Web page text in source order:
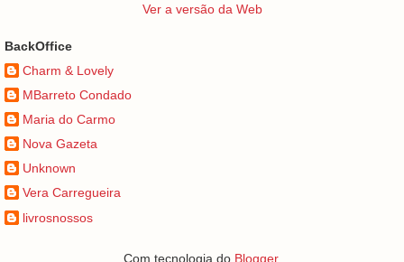
Ver a versão da Web
BackOffice
Charm & Lovely
MBarreto Condado
Maria do Carmo
Nova Gazeta
Unknown
Vera Carregueira
livrosnossos
Com tecnologia do Blogger.